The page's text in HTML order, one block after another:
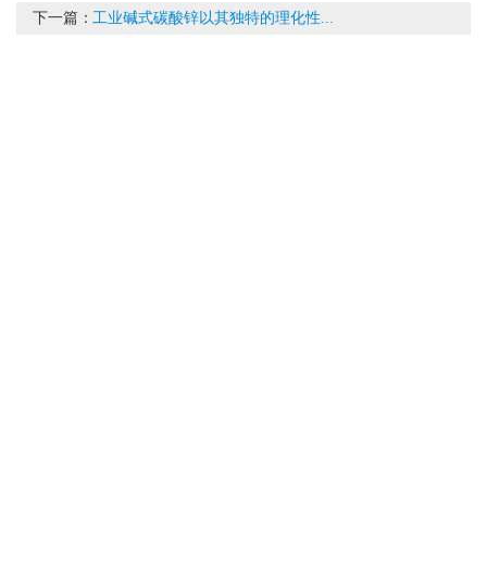
下一篇： 工业碱式碳酸锌以其独特的理化性...